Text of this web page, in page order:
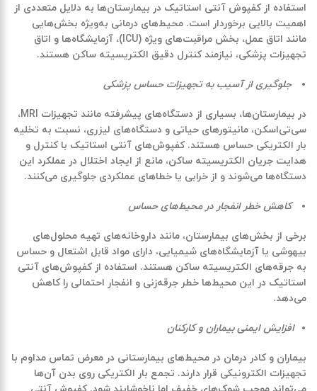
استفاده از کفپوش آنتی استاتیک در بیمارستان‌ها به دلایل متعددی از
اهمیت بالایی برخوردار است. محیط‌های درمانی به‌ویژه بخش‌هایی
مانند اتاق عمل، بخش مراقبت‌های ویژه (ICU)، آزمایشگاه‌ها و اتاق
تجهیزات پزشکی، نیازمند کنترل دقیق الکتریسیته ساکن هستند.
جلوگیری از آسیب به تجهیزات حساس پزشکی
در بیمارستان‌ها، بسیاری از دستگاه‌های پیشرفته مانند تجهیزات MRI،
سی‌تی‌اسکن، مانیتورهای حیاتی و دستگاه‌های لیزری، نسبت به تخلیه
بار الکتریکی حساس هستند. کفپوش‌های آنتی استاتیک با کنترل و
هدایت جریان الکتریسیته ساکن، مانع از ایجاد اختلال در عملکرد این
دستگاه‌ها می‌شوند و از خرابی یا خطاهای عملکردی جلوگیری می‌کنند.
کاهش خطر انفجار در محیط‌های حساس
برخی از بخش‌های بیمارستان، مانند داروخانه‌های تهیه محلول‌های
بیهوشی یا آزمایشگاه‌های شیمیایی، دارای مواد قابل اشتعال و حساس
به جرقه‌های الکتریسیته ساکن هستند. استفاده از کفپوش‌های آنتی
استاتیک در این محیط‌ها خطر جرقه‌زنی و انفجار احتمالی را کاهش
می‌دهد.
افزایش ایمنی بیماران و کارکنان
بیماران و کادر درمان در محیط‌های بیمارستانی در معرض تماس مداوم با
تجهیزات الکترونیکی قرار دارند. تجمع بار الکتریکی روی بدن آن‌ها